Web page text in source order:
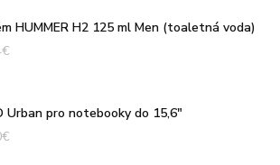
HUMMER H2 125 ml Men (toaletná voda)
€
Urban pro notebooky do 15,6"
€